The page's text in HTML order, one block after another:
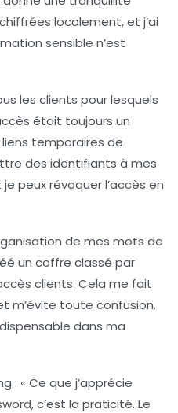
localement, et j’ai
sensible n’est
les clients pour lesquels
était toujours un
liens temporaires de
des identifiants à mes
peux révoquer l’accès en
de mes mots de
un coffre classé par
clients. Cela me fait
m’évite toute confusion.
dans ma
: « Ce que j’apprécie
c’est la praticité. Le